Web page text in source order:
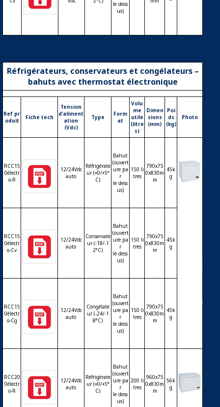
le dess
us)
Réfrigérateurs, conservateurs et congélateurs –
bahuts avec thermostat électronique
Ref pr
oduit
Fiche tech
Tension
d’aliment
ation
(Vdc)
Type
Form
at
Volu
me
utile
(litre
s)
Dimen
sions
(mm)
Poi
ds
(kg)
Photo
RCC15
0électr
o-R
12/24Vdc
auto
Réfrigérate
ur (+0/+5°
C)
Bahut
(ouvert
ure pa
r
le dess
us)
150 li
tres
790x75
0x830m
m
45k
g
RCC15
0électr
o-Cv
12/24Vdc
auto
Conservate
ur (-18/-1
2°C)
Bahut
(ouvert
ure pa
r
le dess
us)
150 li
tres
790x75
0x830m
m
45k
g
RCC15
0électr
o-Cg
12/24Vdc
auto
Congélate
ur (-24/-1
8°C)
Bahut
(ouvert
ure pa
r
le dess
us)
150 li
tres
790x75
0x830m
m
45k
g
RCC20
0électr
o-R
12/24Vdc
auto
Réfrigérate
ur (+0/+5°
C)
Bahut
(ouvert
ure pa
r
le dess
us)
200 li
tres
960x75
0x830m
m
56k
g